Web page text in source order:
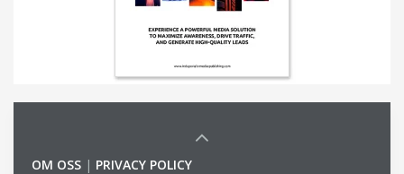
OM OSS | PRIVACY POLICY